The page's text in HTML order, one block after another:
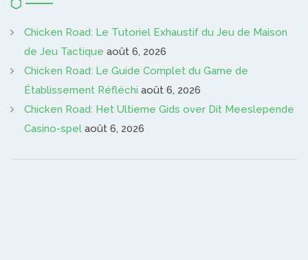
Chicken Road: Le Tutoriel Exhaustif du Jeu de Maison
de Jeu Tactique août 6, 2026
Chicken Road: Le Guide Complet du Game de
Établissement Réfléchi août 6, 2026
Chicken Road: Het Ultieme Gids over Dit Meeslepende
Casino-spel août 6, 2026